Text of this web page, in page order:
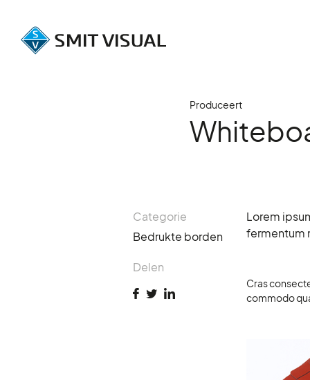
Produceert
Categorie
Bedrukte borden
Delen
Lorem
fermentum
Cras
commodo